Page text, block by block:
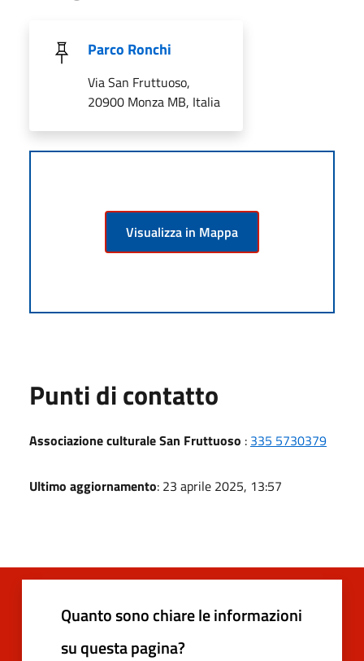
Parco Ronchi
Via San Fruttuoso,
20900 Monza MB, Italia
Visualizza in Mappa
Punti di contatto
Associazione culturale San Fruttuoso : 335 5730379
Ultimo aggiornamento: 23 aprile 2025, 13:57
Quanto sono chiare le informazioni
su questa pagina?